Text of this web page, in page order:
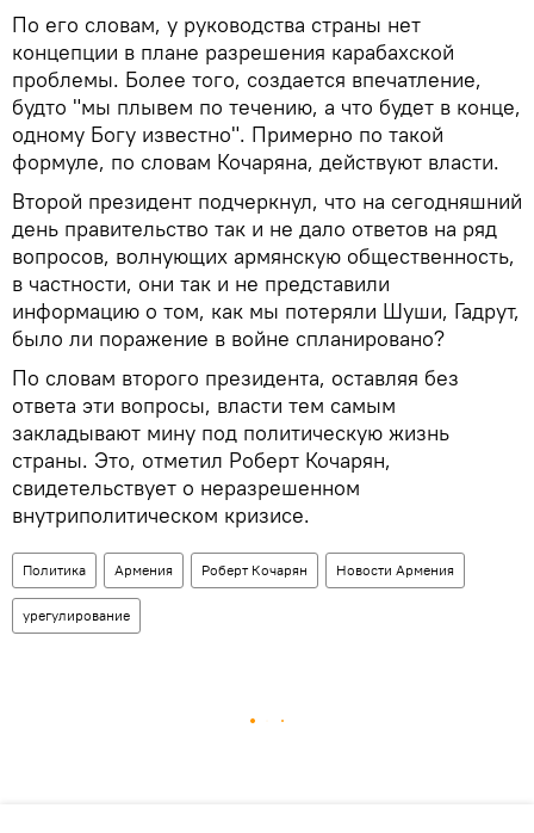
По его словам, у руководства страны нет
концепции в плане разрешения карабахской
проблемы. Более того, создается впечатление,
будто "мы плывем по течению, а что будет в конце,
одному Богу известно". Примерно по такой
формуле, по словам Кочаряна, действуют власти.
Второй президент подчеркнул, что на сегодняшний
день правительство так и не дало ответов на ряд
вопросов, волнующих армянскую общественность,
в частности, они так и не представили
информацию о том, как мы потеряли Шуши, Гадрут,
было ли поражение в войне спланировано?
По словам второго президента, оставляя без
ответа эти вопросы, власти тем самым
закладывают мину под политическую жизнь
страны. Это, отметил Роберт Кочарян,
свидетельствует о неразрешенном
внутриполитическом кризисе.
Политика Армения Роберт Кочарян Новости Армения
урегулирование